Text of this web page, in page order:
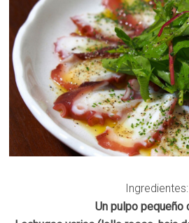
Ingredientes:
Un pulpo pequeño